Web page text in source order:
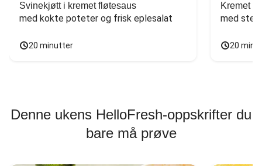
Svinekjøtt i kremet fløtesaus
med kokte poteter og frisk eplesalat
20 minutter
Kremet
med
20
Denne ukens HelloFresh-oppskrifter du
bare må prøve